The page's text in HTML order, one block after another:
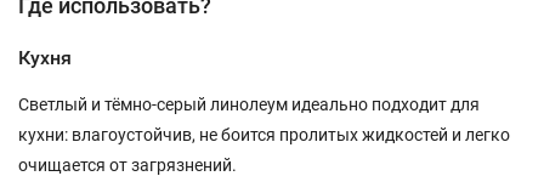
Где использовать?
Кухня
Светлый и тёмно-серый линолеум идеально подходит для
кухни: влагоустойчив, не боится пролитых жидкостей и легко
очищается от загрязнений.